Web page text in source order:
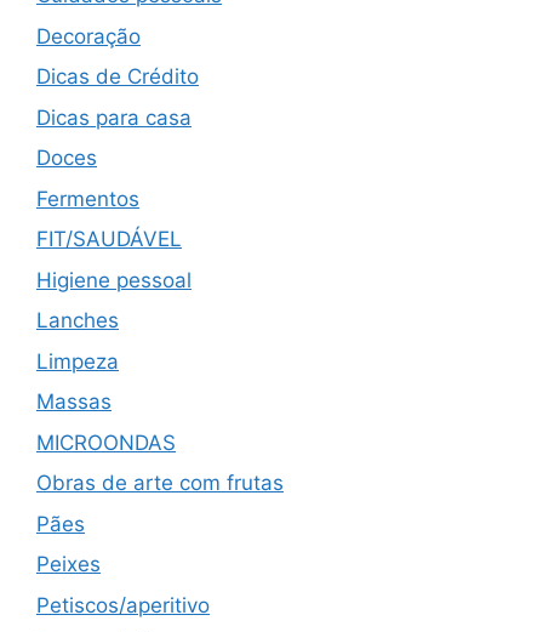
Decoração
Dicas de Crédito
Dicas para casa
Doces
Fermentos
FIT/SAUDÁVEL
Higiene pessoal
Lanches
Limpeza
Massas
MICROONDAS
Obras de arte com frutas
Pães
Peixes
Petiscos/aperitivo